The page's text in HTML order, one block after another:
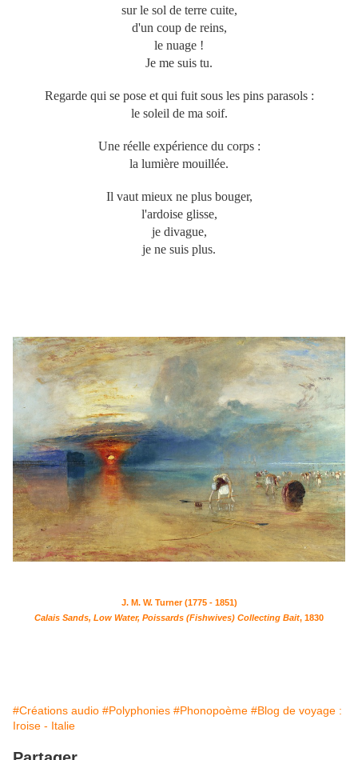
sur le sol de terre cuite,
d'un coup de reins,
le nuage !
Je me suis tu.
Regarde qui se pose et qui fuit sous les pins parasols :
le soleil de ma soif.
Une réelle expérience du corps :
la lumière mouillée.
Il vaut mieux ne plus bouger,
l'ardoise glisse,
je divague,
je ne suis plus.
J. M. W. Turner (1775 - 1851)
Calais Sands, Low Water, Poissards (Fishwives) Collecting Bait, 1830
#Créations audio #Polyphonies #Phonopoème #Blog de voyage :
Iroise - Italie